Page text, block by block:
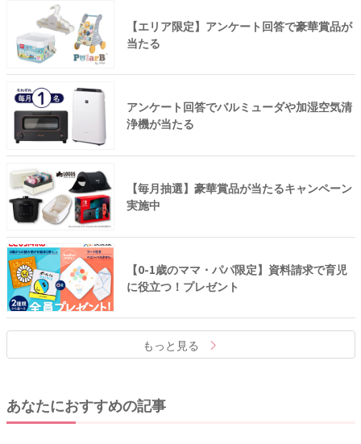
【エリア限定】アンケート回答で豪華賞品が
当たる
アンケート回答でバルミューダや加湿空気清
浄機が当たる
【毎月抽選】豪華賞品が当たるキャンペーン
実施中
【0-1歳のママ・パパ限定】資料請求で育児
に役立つ！プレゼント
もっと見る
あなたにおすすめの記事